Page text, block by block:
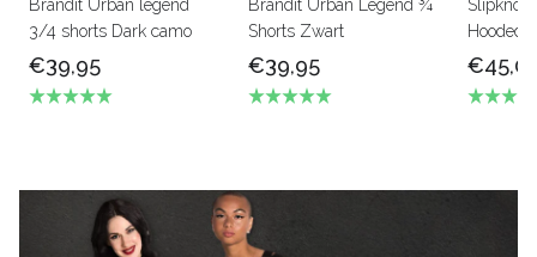
Brandit Urban legend
3/4 shorts Dark camo
€39,95
Brandit Urban Legend ¾
Shorts Zwart
€39,95
Slipknot
Hooded